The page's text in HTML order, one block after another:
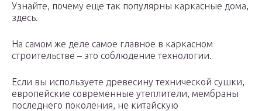
Узнайте, почему еще так популярны каркасные дома,
здесь.
На самом же деле самое главное в каркасном
строительстве – это соблюдение технологии.
Если вы используете древесину технической сушки,
европейские современные утеплители, мембраны
последнего поколения, не китайскую